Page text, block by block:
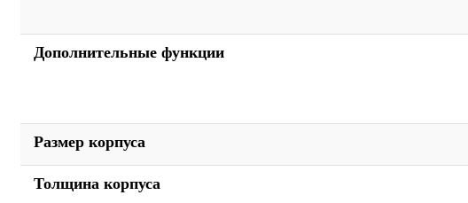
Дополнительные функции
Размер корпуса
Толщина корпуса